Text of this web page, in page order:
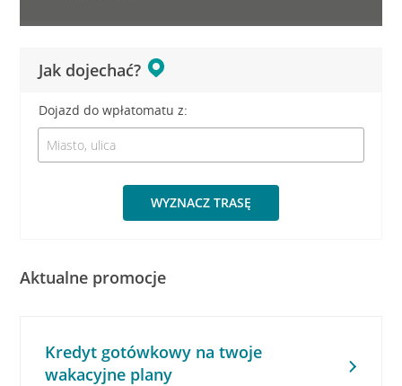
Jak dojechać?
Dojazd do wpłatomatu z:
WYZNACZ TRASĘ
Aktualne promocje
Kredyt gotówkowy na twoje
wakacyjne plany